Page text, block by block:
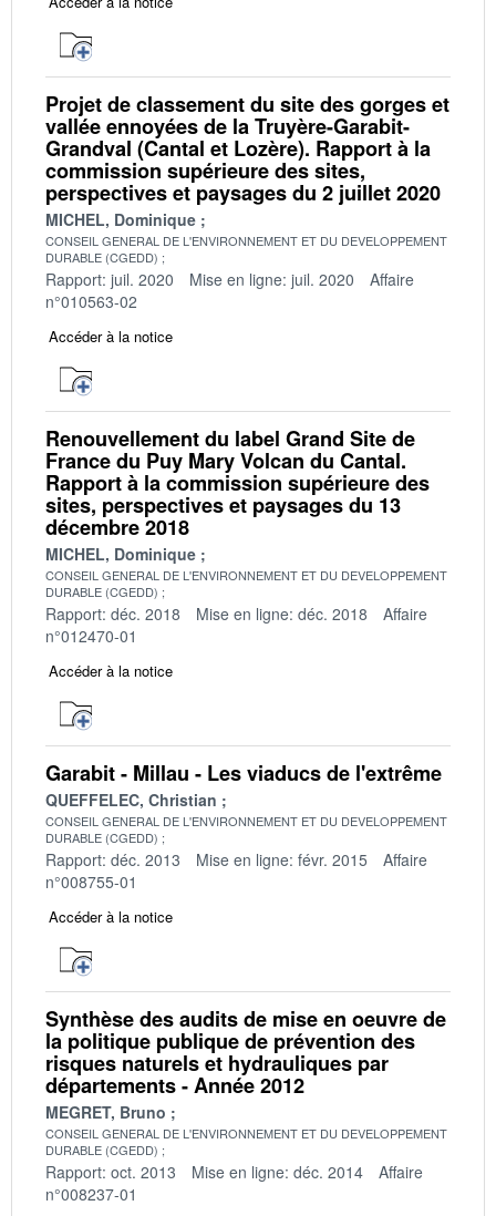
Projet de classement du site des gorges et
vallée ennoyées de la Truyère-Garabit-
Grandval (Cantal et Lozère). Rapport à la
commission supérieure des sites,
perspectives et paysages du 2 juillet 2020
MICHEL, Dominique
CONSEIL GENERAL DE L'ENVIRONNEMENT ET DU DEVELOPPEMENT
DURABLE (CGEDD)
Rapport: juil. 2020 Mise en ligne: juil. 2020
Affaire
n°010563-02
Accéder à la notice
Renouvellement du label Grand Site de
France du Puy Mary Volcan du Cantal.
Rapport à la commission supérieure des
sites, perspectives et paysages du 13
décembre 2018
MICHEL, Dominique
CONSEIL GENERAL DE L'ENVIRONNEMENT ET DU DEVELOPPEMENT
DURABLE (CGEDD)
Rapport: déc. 2018 Mise en ligne: déc. 2018
Affaire
n°012470-01
Accéder à la notice
Garabit - Millau - Les viaducs de l'extrême
QUEFFELEC, Christian
CONSEIL GENERAL DE L'ENVIRONNEMENT ET DU DEVELOPPEMENT
DURABLE (CGEDD)
Rapport: déc. 2013 Mise en ligne: févr. 2015
Affaire
n°008755-01
Accéder à la notice
Synthèse des audits de mise en oeuvre de
la politique publique de prévention des
risques naturels et hydrauliques par
départements - Année 2012
MEGRET, Bruno
CONSEIL GENERAL DE L'ENVIRONNEMENT ET DU DEVELOPPEMENT
DURABLE (CGEDD)
Rapport: oct. 2013 Mise en ligne: déc. 2014
Affaire
n°008237-01